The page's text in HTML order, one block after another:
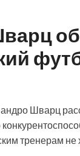
Шварц
тренерам не